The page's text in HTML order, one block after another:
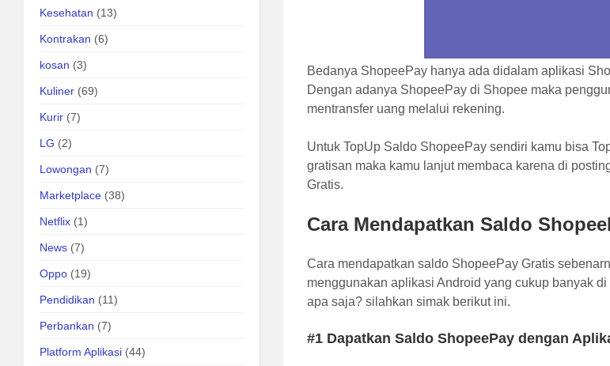
Bedanya ShopeePay hanya ada didalam aplikasi
Dengan adanya ShopeePay di Shopee maka
mentransfer uang melalui rekening.
Untuk TopUp Saldo ShopeePay sendiri kamu bisa
gratisan maka kamu lanjut membaca karena di
Gratis.
Cara Mendapatkan Saldo
Cara mendapatkan saldo ShopeePay Gratis
menggunakan aplikasi Android yang cukup banyak
apa saja? silahkan simak berikut ini.
#1 Dapatkan Saldo ShopeePay dengan
Kesehatan (13)
Kontrakan (6)
kosan (3)
Kuliner (69)
Kurir (7)
LG (2)
Lowongan (7)
Marketplace (38)
Netflix (1)
News (7)
Oppo (19)
Pendidikan (11)
Perbankan (7)
Platform Aplikasi (44)